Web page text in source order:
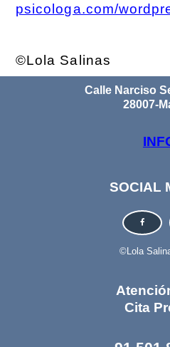
psicologa.com/
©Lola Salinas
Calle Narciso
28007-
SOCIAL
©Lola
Cita